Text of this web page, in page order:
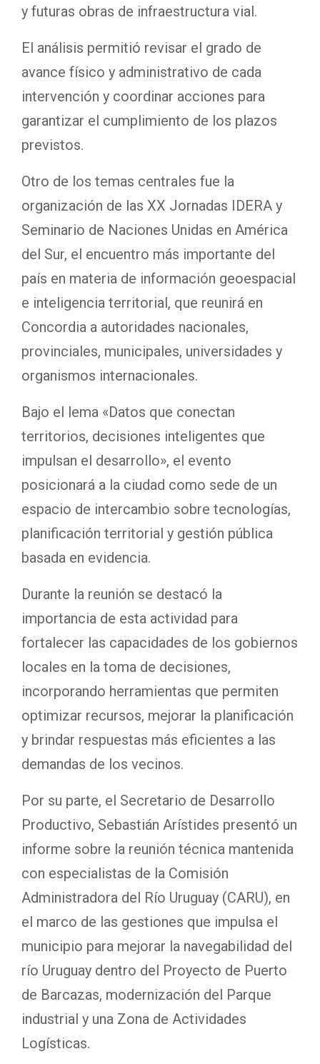
y futuras obras de infraestructura vial.
El análisis permitió revisar el grado de
avance físico y administrativo de cada
intervención y coordinar acciones para
garantizar el cumplimiento de los plazos
previstos.
Otro de los temas centrales fue la
organización de las XX Jornadas IDERA y
Seminario de Naciones Unidas en América
del Sur, el encuentro más importante del
país en materia de información geoespacial
e inteligencia territorial, que reunirá en
Concordia a autoridades nacionales,
provinciales, municipales, universidades y
organismos internacionales.
Bajo el lema «Datos que conectan
territorios, decisiones inteligentes que
impulsan el desarrollo», el evento
posicionará a la ciudad como sede de un
espacio de intercambio sobre tecnologías,
planificación territorial y gestión pública
basada en evidencia.
Durante la reunión se destacó la
importancia de esta actividad para
fortalecer las capacidades de los gobiernos
locales en la toma de decisiones,
incorporando herramientas que permiten
optimizar recursos, mejorar la planificación
y brindar respuestas más eficientes a las
demandas de los vecinos.
Por su parte, el Secretario de Desarrollo
Productivo, Sebastián Arístides presentó un
informe sobre la reunión técnica mantenida
con especialistas de la Comisión
Administradora del Río Uruguay (CARU), en
el marco de las gestiones que impulsa el
municipio para mejorar la navegabilidad del
río Uruguay dentro del Proyecto de Puerto
de Barcazas, modernización del Parque
industrial y una Zona de Actividades
Logísticas.